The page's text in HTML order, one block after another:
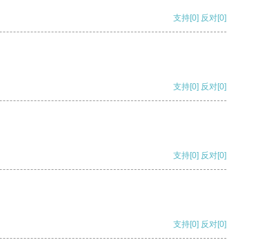
支持[0] 反对[0]
支持[0] 反对[0]
支持[0] 反对[0]
支持[0] 反对[0]